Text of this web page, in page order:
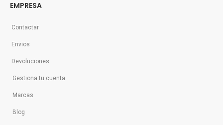
EMPRESA
Contactar
Envios
Devoluciones
Gestiona tu cuenta
Marcas
Blog